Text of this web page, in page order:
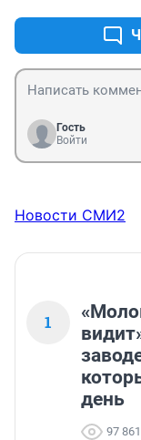
Гость
Войти
Новости СМИ2
1
день
97 861